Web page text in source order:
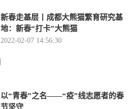
新春走基层丨成都大熊猫繁育研究基
地：新春“打卡”大熊猫
2022-02-07 14:56:30
以“青春”之名——“疫”线志愿者的春
节坚守